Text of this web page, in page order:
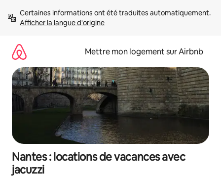
directement
Afficher la langue d'origine
Mettre mon logement sur Airbnb
Nantes : locations de vacances avec
jacuzzi